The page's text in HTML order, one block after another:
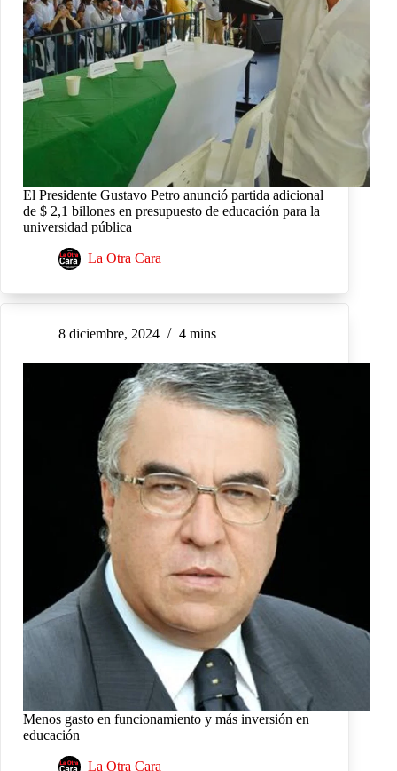
El Presidente Gustavo Petro anunció partida adicional
de $ 2,1 billones en presupuesto de educación para la
universidad pública
La Otra Cara
8 diciembre, 2024 4 mins
Menos gasto en funcionamiento y más inversión en
educación
La Otra Cara